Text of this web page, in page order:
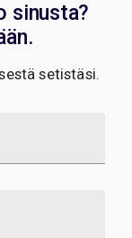
sinusta?
setistäsi.